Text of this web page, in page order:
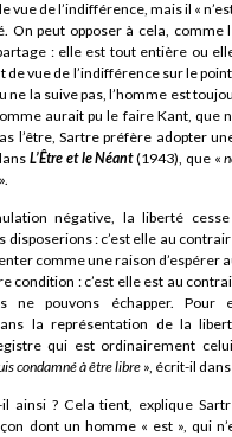
vue de l’indifférence, mais il «
On peut opposer à cela, comme
: elle est tout entière ou
de vue de l’indifférence sur le
ne la suive pas, l’homme est
aurait pu le faire Kant, que
l’être, Sartre préfère adopter
L’Être et le Néant(1943), que «
».
négative, la liberté
disposerions : c’est elle au
comme une raison d’espérer
condition : c’est elle est au
ne pouvons échapper. Pour
la représentation de la
qui est ordinairement
condamné à être libre », écrit-il
ainsi ? Cela tient, explique
dont un homme « est », qui